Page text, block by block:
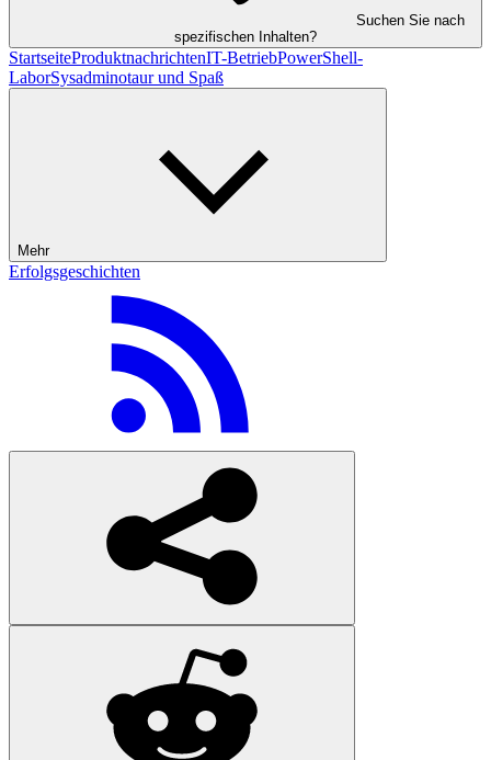
Suchen Sie nach
spezifischen Inhalten?
StartseiteProduktnachrichtenIT-BetriebPowerShell-
LaborSysadminotaur und Spaß
Mehr
Erfolgsgeschichten